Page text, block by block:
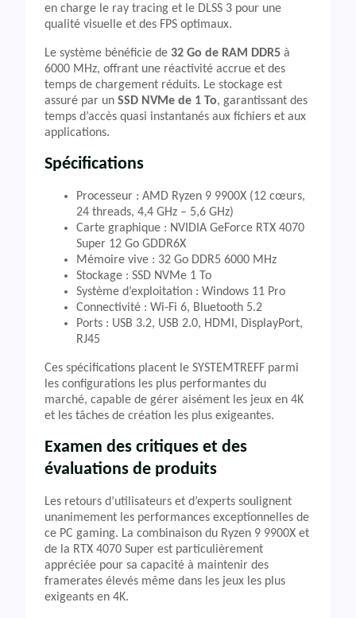
en charge le ray tracing et le DLSS 3 pour une
qualité visuelle et des FPS optimaux.
Le système bénéficie de 32 Go de RAM DDR5 à
6000 MHz, offrant une réactivité accrue et des
temps de chargement réduits. Le stockage est
assuré par un SSD NVMe de 1 To, garantissant des
temps d’accès quasi instantanés aux fichiers et aux
applications.
Spécifications
Processeur : AMD Ryzen 9 9900X (12 cœurs,
24 threads, 4,4 GHz – 5,6 GHz)
Carte graphique : NVIDIA GeForce RTX 4070
Super 12 Go GDDR6X
Mémoire vive : 32 Go DDR5 6000 MHz
Stockage : SSD NVMe 1 To
Système d’exploitation : Windows 11 Pro
Connectivité : Wi-Fi 6, Bluetooth 5.2
Ports : USB 3.2, USB 2.0, HDMI, DisplayPort,
RJ45
Ces spécifications placent le SYSTEMTREFF parmi
les configurations les plus performantes du
marché, capable de gérer aisément les jeux en 4K
et les tâches de création les plus exigeantes.
Examen des critiques et des
évaluations de produits
Les retours d’utilisateurs et d’experts soulignent
unanimement les performances exceptionnelles de
ce PC gaming. La combinaison du Ryzen 9 9900X et
de la RTX 4070 Super est particulièrement
appréciée pour sa capacité à maintenir des
framerates élevés même dans les jeux les plus
exigeants en 4K.